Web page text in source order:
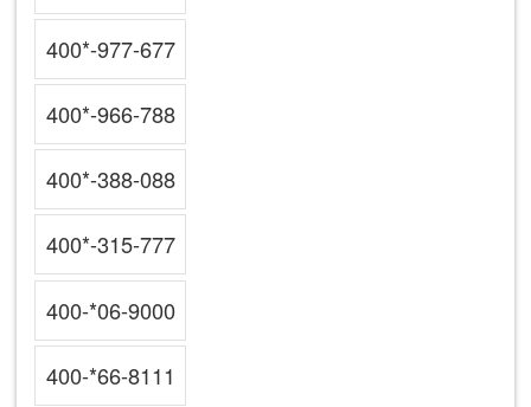
400*-977-677
400*-966-788
400*-388-088
400*-315-777
400-*06-9000
400-*66-8111